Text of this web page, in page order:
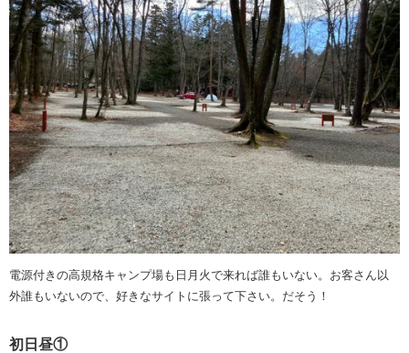
電源付きの高規格キャンプ場も日月火で来れば誰もいない。お客さん以
外誰もいないので、好きなサイトに張って下さい。だそう！
初日昼①